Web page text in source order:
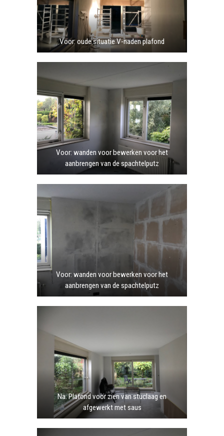
Voor: oude situatie V-naden plafond
Voor: wanden voor bewerken voor het
aanbrengen van de spachtelputz
Voor: wanden voor bewerken voor het
aanbrengen van de spachtelputz
Na: Plafond voor zien van stuclaag en
afgewerkt met saus